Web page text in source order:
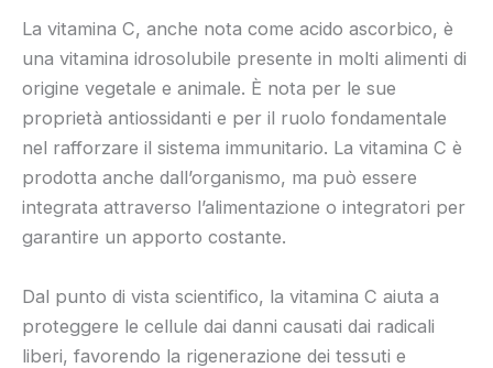
La vitamina C, anche nota come acido ascorbico, è
una vitamina idrosolubile presente in molti alimenti di
origine vegetale e animale. È nota per le sue
proprietà antiossidanti e per il ruolo fondamentale
nel rafforzare il sistema immunitario. La vitamina C è
prodotta anche dall’organismo, ma può essere
integrata attraverso l’alimentazione o integratori per
garantire un apporto costante.
Dal punto di vista scientifico, la vitamina C aiuta a
proteggere le cellule dai danni causati dai radicali
liberi, favorendo la rigenerazione dei tessuti e